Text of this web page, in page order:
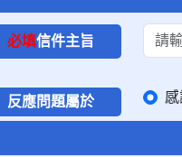
必填信件主旨
反應問題屬於